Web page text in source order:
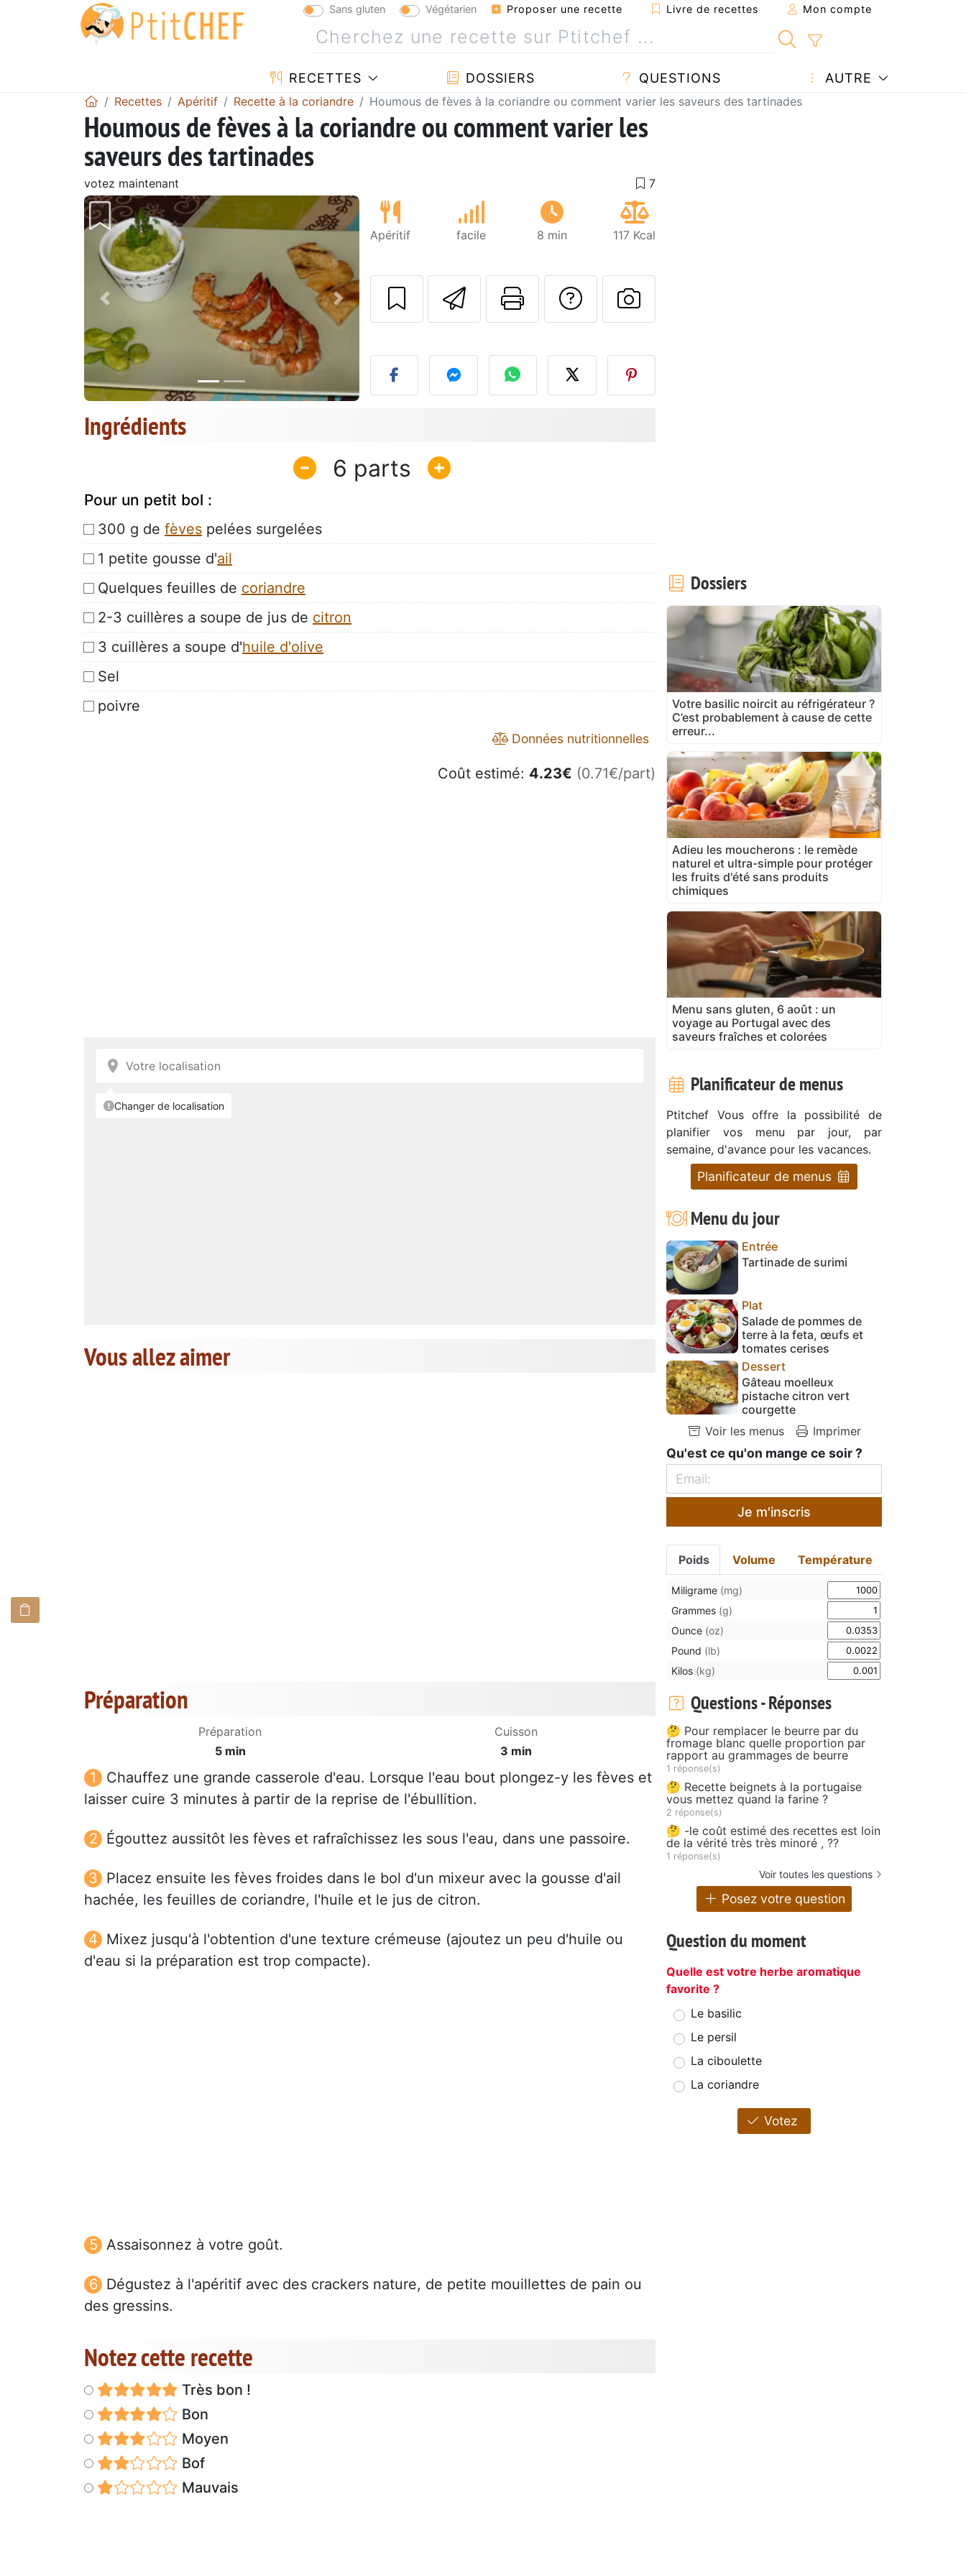
Sans gluten Végétarien Proposer une recette Livre de recettes Mon compte
RECETTES DOSSIERS QUESTIONS AUTRE
Recettes Apéritif Recette à la coriandre Houmous de fèves à la coriandre ou comment varier les saveurs des tartinades
Houmous de fèves à la coriandre ou comment varier les
saveurs des tartinades
votez maintenant
Précédent Suivant
Apéritif facile 8 min 117 Kcal
Envoyer cette recette à un ami
Imprimer cette page
Poser une question à l'auteur
Publier votre photo de cette
Ingrédients
6
Pour un petit bol :
300 g de fèves pelées surgelées
1 petite gousse d'ail
Quelques feuilles de coriandre
2-3 cuillères a soupe de jus de citron
3 cuillères a soupe d'huile d'olive
Sel
poivre
Données nutritionnelles
Coût estimé: 4.23€ (0.71€/part)
Vous allez aimer
Préparation
Préparation
5 min
Cuisson
3 min
Chauffez une grande casserole d'eau. Lorsque l'eau bout plongez-y les fèves et
laisser cuire 3 minutes à partir de la reprise de l'ébullition.
Égouttez aussitôt les fèves et rafraîchissez les sous l'eau, dans une passoire.
Placez ensuite les fèves froides dans le bol d'un mixeur avec la gousse d'ail
hachée, les feuilles de coriandre, l'huile et le jus de citron.
Mixez jusqu'à l'obtention d'une texture crémeuse (ajoutez un peu d'huile ou
d'eau si la préparation est trop compacte).
Assaisonnez à votre goût.
Dégustez à l'apéritif avec des crackers nature, de petite mouillettes de pain ou
des gressins.
Notez cette recette
Très bon !
Bon
Moyen
Bof
Mauvais
Dossiers
Votre basilic noircit au réfrigérateur ?
C’est probablement à cause de cette
erreur...
Adieu les moucherons : le remède
naturel et ultra-simple pour protéger
les fruits d'été sans produits
chimiques
Menu sans gluten, 6 août : un
voyage au Portugal avec des
saveurs fraîches et colorées
Planificateur de menus
Ptitchef Vous offre la possibilité de
planifier vos menu par jour, par
semaine, d'avance pour les vacances.
Planificateur de menus
Menu du jour
Entrée
Tartinade de surimi
Plat
Salade de pommes de
terre à la feta, œufs et
tomates cerises
Dessert
Gâteau moelleux
pistache citron vert
courgette
Voir les menus
Imprimer
Qu'est ce qu'on mange ce soir ?
Je m'inscris
Poids Volume Température
Miligrame (mg)
Grammes (g)
Ounce (oz)
Pound (lb)
Kilos (kg)
Questions - Réponses
🤔 Pour remplacer le beurre par du
fromage blanc quelle proportion par
rapport au grammages de beurre
1 réponse(s)
🤔 Recette beignets à la portugaise
vous mettez quand la farine ?
2 réponse(s)
🤔 -le coût estimé des recettes est loin
de la vérité très très minoré , ??
1 réponse(s)
Voir toutes les questions
Posez votre question
Question du moment
Quelle est votre herbe aromatique
favorite ?
Le basilic
Le persil
La ciboulette
La coriandre
Votez